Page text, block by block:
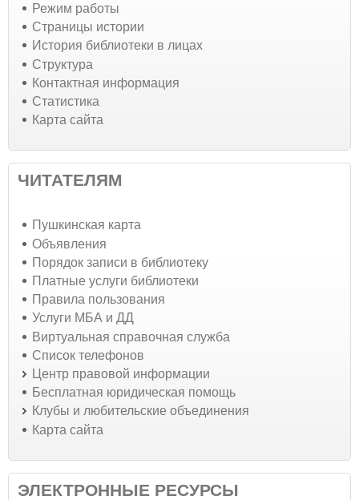
Режим работы
Страницы истории
История библиотеки в лицах
Структура
Контактная информация
Статистика
Карта сайта
ЧИТАТЕЛЯМ
Пушкинская карта
Объявления
Порядок записи в библиотеку
Платные услуги библиотеки
Правила пользования
Услуги МБА и ДД
Виртуальная справочная служба
Список телефонов
Центр правовой информации
Бесплатная юридическая помощь
Клубы и любительские объединения
Карта сайта
ЭЛЕКТРОННЫЕ РЕСУРСЫ